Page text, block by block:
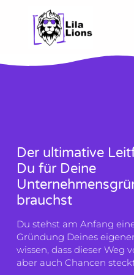
springen
Der ultimative
Du für Deine
brauchst
Du stehst am Anfang
Gründung Deines
wissen, dass dieser Weg
aber auch Chancen